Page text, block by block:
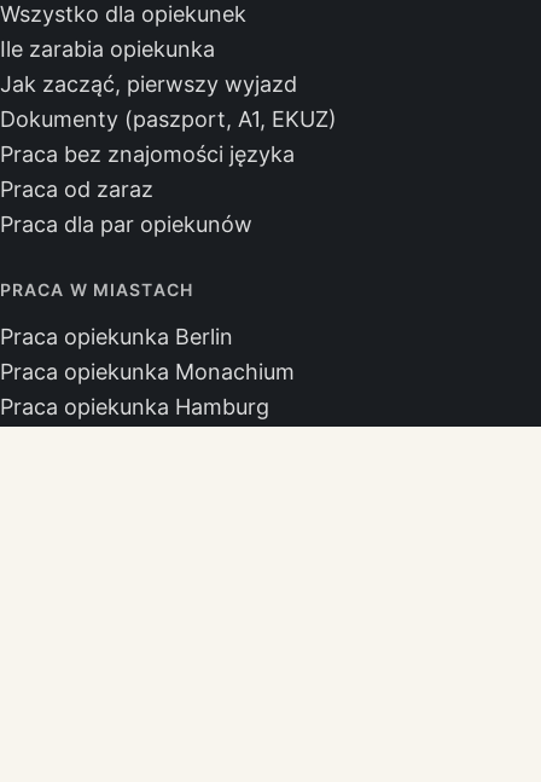
Wszystko dla opiekunek
Ile zarabia opiekunka
Jak zacząć, pierwszy wyjazd
Dokumenty (paszport, A1, EKUZ)
Praca bez znajomości języka
Praca od zaraz
Praca dla par opiekunów
PRACA W MIASTACH
Praca opiekunka Berlin
Praca opiekunka Monachium
Praca opiekunka Hamburg